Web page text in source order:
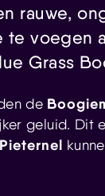
rauwe,
voegen
Grass
de
geluid. Dit
Pieternel